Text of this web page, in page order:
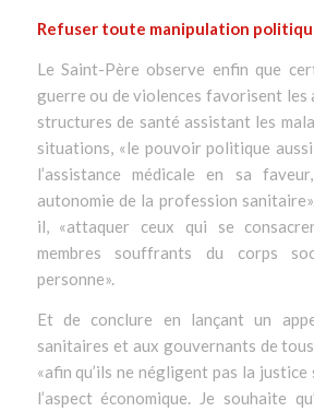
Refuser toute manipulation
Le Saint-Père observe enfin que
guerre ou de violences favorisent les
structures de santé assistant les
situations, «le pouvoir politique
l’assistance médicale en sa
autonomie de la profession sanitaire
il, «attaquer ceux qui se
membres souffrants du corps
personne».
Et de conclure en lançant un
sanitaires et aux gouvernants de
«afin qu’ils ne négligent pas la
l’aspect économique. Je souhaite